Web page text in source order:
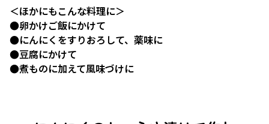
＜ほかにもこんな料理に＞
●卵かけご飯にかけて
●にんにくをすりおろして、薬味に
●豆腐にかけて
●煮ものに加えて風味づけに